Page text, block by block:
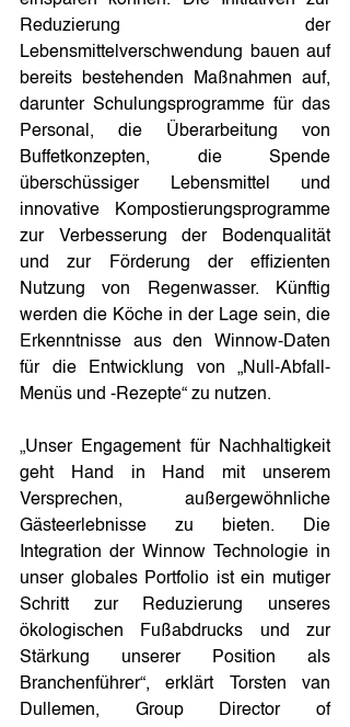
Reduzierung der
Lebensmittelverschwendung bauen auf
bereits bestehenden Maßnahmen auf,
darunter Schulungsprogramme für das
Personal, die Überarbeitung von
Buffetkonzepten, die Spende
überschüssiger Lebensmittel und
innovative Kompostierungsprogramme
zur Verbesserung der Bodenqualität
und zur Förderung der effizienten
Nutzung von Regenwasser. Künftig
werden die Köche in der Lage sein, die
Erkenntnisse aus den Winnow-Daten
für die Entwicklung von „Null-Abfall-
Menüs und -Rezepte“ zu nutzen.
„Unser Engagement für Nachhaltigkeit
geht Hand in Hand mit unserem
Versprechen, außergewöhnliche
Gästeerlebnisse zu bieten. Die
Integration der Winnow Technologie in
unser globales Portfolio ist ein mutiger
Schritt zur Reduzierung unseres
ökologischen Fußabdrucks und zur
Stärkung unserer Position als
Branchenführer“, erklärt Torsten van
Dullemen, Group Director of